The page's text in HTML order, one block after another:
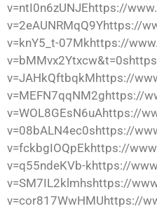
v=ntI0n6zUNJEhttps://
v=2eAUNRMqQ9Yhttps://
v=knY5_t-07Mkhttps://
v=JAHkQftbqkMhttps://
v=MEFN7qqNM2ghttps://
v=WOL8GEsN6uAhttps://
v=08bALN4ec0shttps://
v=fckbgIOQpEkhttps://
v=q55ndeKVb-khttps://
v=SM7IL2klmhshttps://
v=cor817WwHMUhttps://